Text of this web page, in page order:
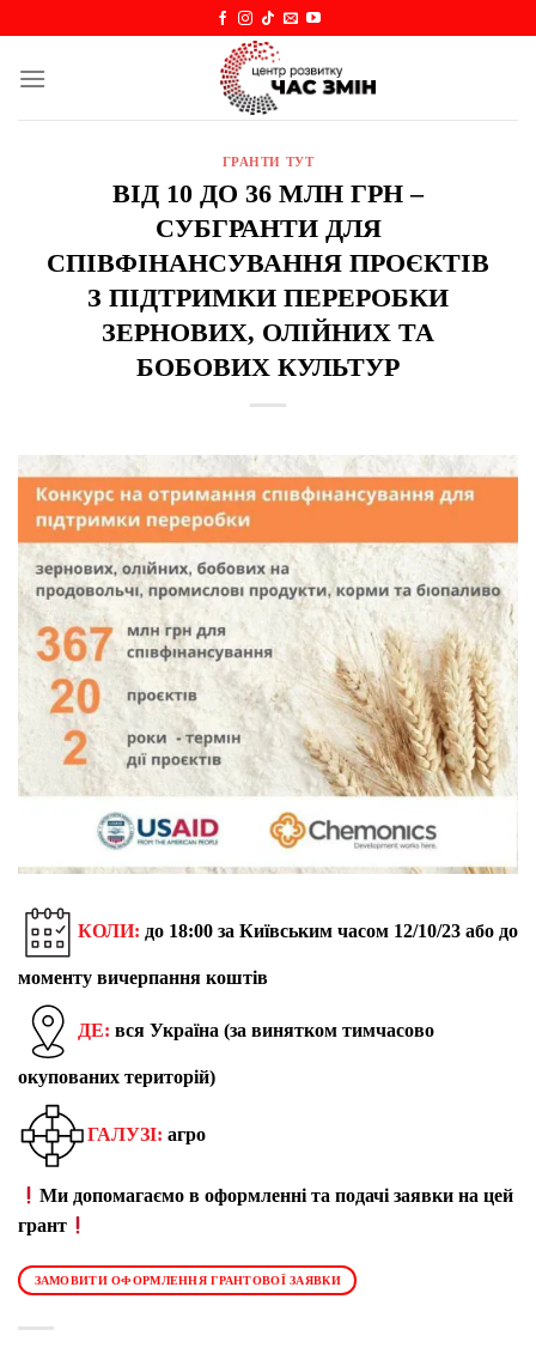
content
ГРАНТИ ТУТ
ВІД 10 ДО 36 МЛН ГРН –
СУБГРАНТИ ДЛЯ
СПІВФІНАНСУВАННЯ ПРОЄКТІВ
З ПІДТРИМКИ ПЕРЕРОБКИ
ЗЕРНОВИХ, ОЛІЙНИХ ТА
БОБОВИХ КУЛЬТУР
КОЛИ: до 18:00 за Київським часом 12/10/23 або до
моменту вичерпання коштів
ДЕ: вся Україна (за винятком тимчасово
окупованих територій)
ГАЛУЗІ: агро
Ми допомагаємо в оформленні та подачі заявки на цей
грант
ЗАМОВИТИ ОФОРМЛЕННЯ ГРАНТОВОЇ ЗАЯВКИ